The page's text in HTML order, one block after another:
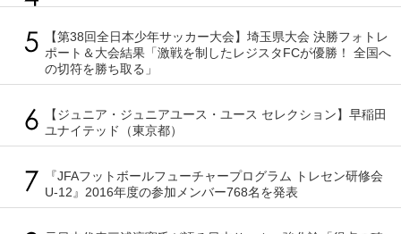
【第38回全日本少年サッカー大会】埼玉県大会 決勝フォトレ
ポート＆大会結果「激戦を制したレジスタFCが優勝！ 全国へ
の切符を勝ち取る」
【ジュニア・ジュニアユース・ユース セレクション】早稲田
ユナイテッド（東京都）
『JFAフットボールフューチャープログラム トレセン研修会
U-12』2016年度の参加メンバー768名を発表